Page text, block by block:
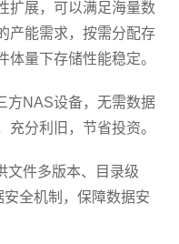
扩展，可以满足海量数
产能需求，按需分配存
量下存储性能稳定。
方NAS设备，无需数据
分利旧，节省投资。
文件多版本、目录级
全机制，保障数据安